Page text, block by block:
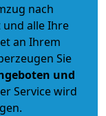
nach
alle Ihre
an Ihrem
Sie
und
Service wird